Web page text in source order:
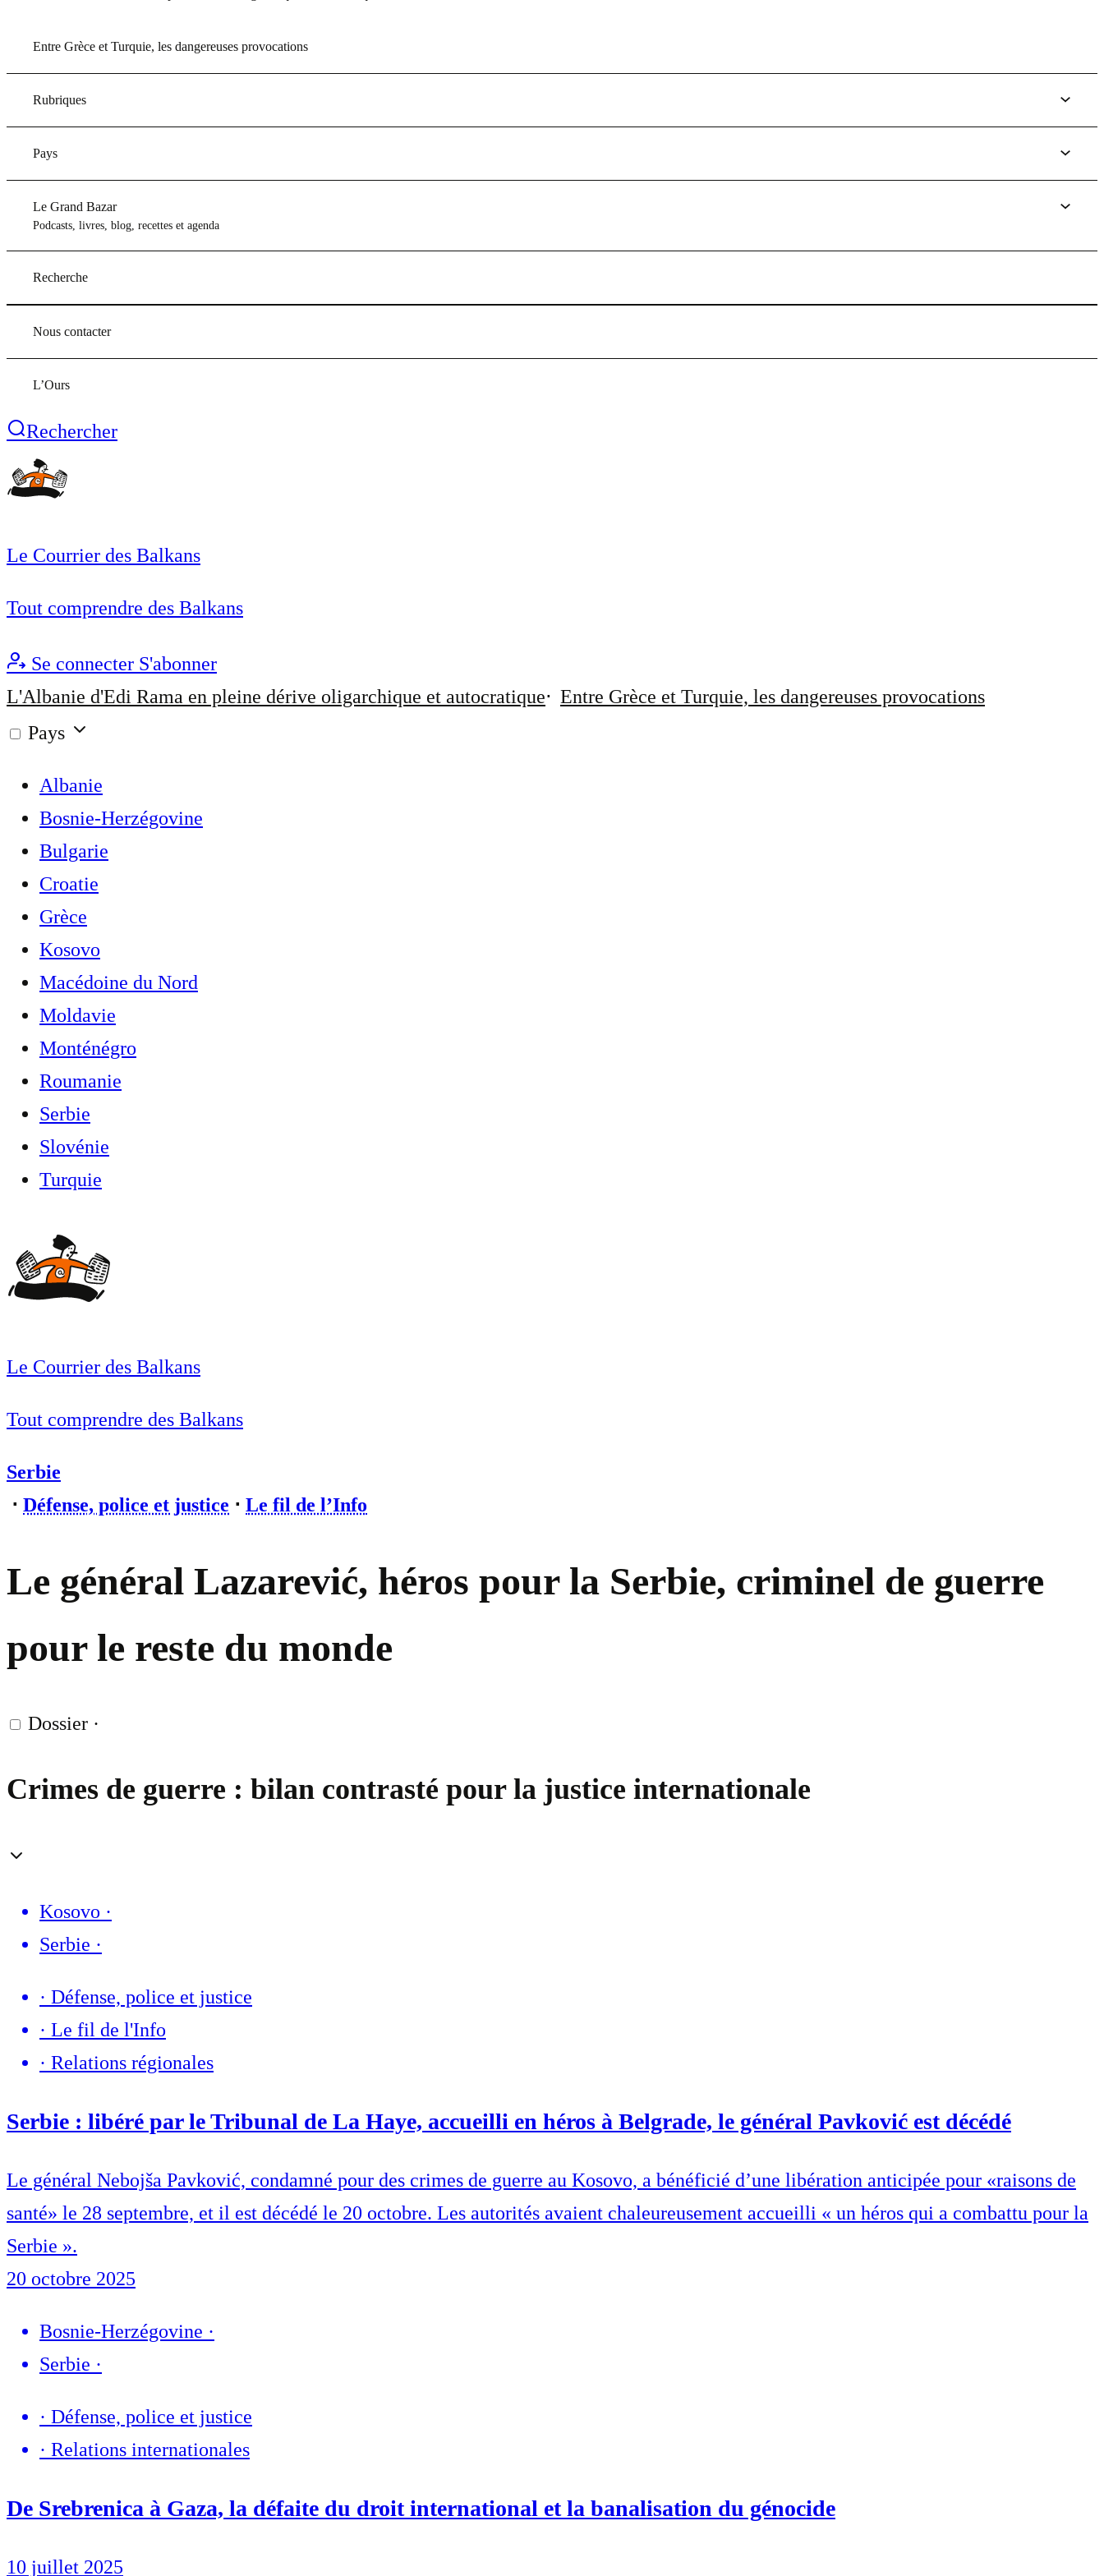
Entre Grèce et Turquie, les dangereuses provocations
Rubriques
Pays
Le Grand Bazar
Podcasts, livres, blog, recettes et agenda
Recherche
Nous contacter
L’Ours
Rechercher
Le Courrier des Balkans
Tout comprendre des Balkans
Se connecter S'abonner
L'Albanie d'Edi Rama en pleine dérive oligarchique et autocratique
Entre Grèce et Turquie, les dangereuses provocations
Pays
Albanie
Bosnie-Herzégovine
Bulgarie
Croatie
Grèce
Kosovo
Macédoine du Nord
Moldavie
Monténégro
Roumanie
Serbie
Slovénie
Turquie
Le Courrier des Balkans
Tout comprendre des Balkans
Serbie
⋅ Défense, police et justice ⋅ Le fil de l’Info
Le général Lazarević, héros pour la Serbie, criminel de guerre
pour le reste du monde
Dossier ·
Crimes de guerre : bilan contrasté pour la justice internationale
Kosovo ·
Serbie ·
· Défense, police et justice
· Le fil de l'Info
· Relations régionales
Serbie : libéré par le Tribunal de La Haye, accueilli en héros à Belgrade, le général Pavković est décédé
Le général Nebojša Pavković, condamné pour des crimes de guerre au Kosovo, a bénéficié d’une libération anticipée pour «raisons de
santé» le 28 septembre, et il est décédé le 20 octobre. Les autorités avaient chaleureusement accueilli « un héros qui a combattu pour la
Serbie ».
20 octobre 2025
Bosnie-Herzégovine ·
Serbie ·
· Défense, police et justice
· Relations internationales
De Srebrenica à Gaza, la défaite du droit international et la banalisation du génocide
10 juillet 2025